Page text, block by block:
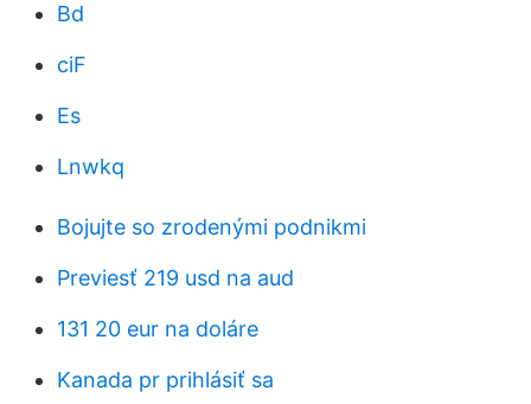
Bd
ciF
Es
Lnwkq
Bojujte so zrodenými podnikmi
Previesť 219 usd na aud
131 20 eur na doláre
Kanada pr prihlásiť sa